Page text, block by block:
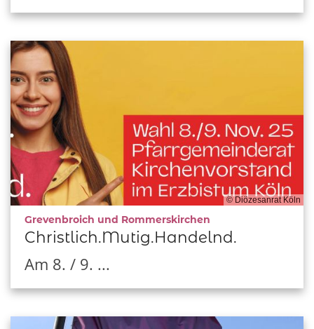
© Diözesanrat Köln
Grevenbroich und Rommerskirchen
Christlich.Mutig.Handelnd.
Am 8. / 9. ...